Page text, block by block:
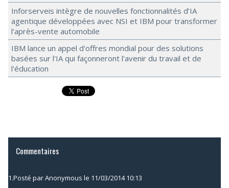
Inforserveis intègre de nouvelles fonctionnalités d’IA
agentique développées avec NSI et IBM pour transformer
l’après-vente automobile
IBM lance un appel d'offres mondial pour des solutions
basées sur l'IA qui façonneront l'avenir du travail et de
l'éducation
Commentaires
1.Posté parAnonymous le 11/03/2014 10:13